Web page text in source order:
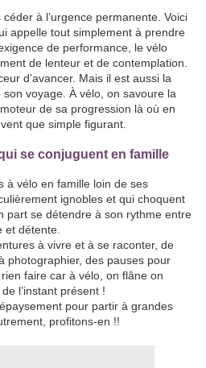
à l’urgence permanente. Voici
appelle tout simplement à prendre
de performance, le vélo
de lenteur et de contemplation.
d’avancer. Mais il est aussi la
voyage. À vélo, on savoure la
de sa progression là où en
que simple figurant.
se conjuguent en famille
à vélo en famille loin de ses
ignobles et qui choquent
part se détendre à son rythme entre
et détente.
à vivre et à se raconter, de
photographier, des pauses pour
faire car à vélo, on flâne on
l’instant présent !
pour partir à grandes
profitons-en !!